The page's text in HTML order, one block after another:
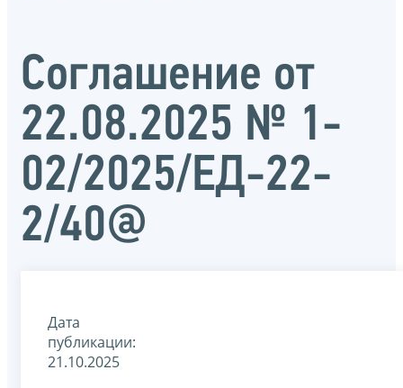
Соглашение от
22.08.2025 № 1-
02/2025/ЕД-22-
2/40@
Дата
публикации:
21.10.2025